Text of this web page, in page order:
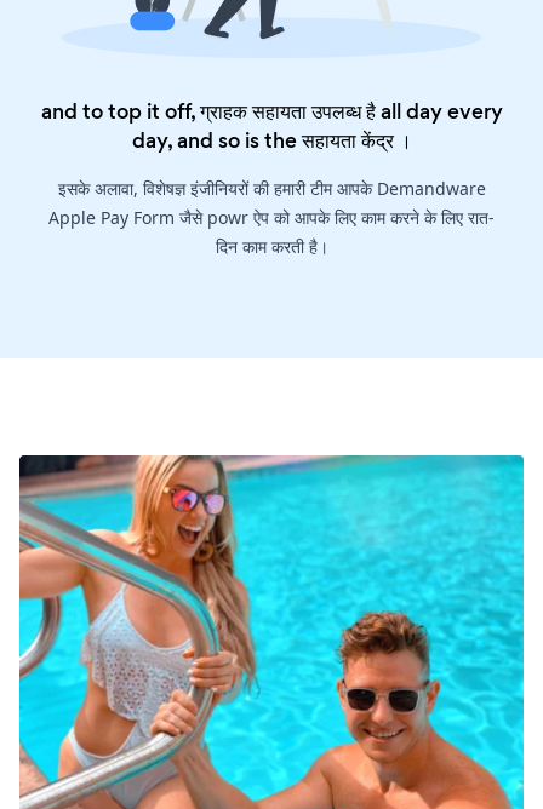
and to top it off, ग्राहक सहायता उपलब्ध है all day every
day, and so is theसहायता केंद्र।
इसके अलावा, विशेषज्ञ इंजीनियरों की हमारी टीम आपके Demandware
Apple Pay Form जैसे powr ऐप को आपके लिए काम करने के लिए रात-
दिन काम करती है।